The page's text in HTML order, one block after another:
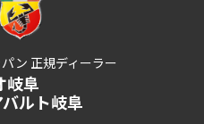
ン 正規ディーラー
岐阜
ルト岐阜